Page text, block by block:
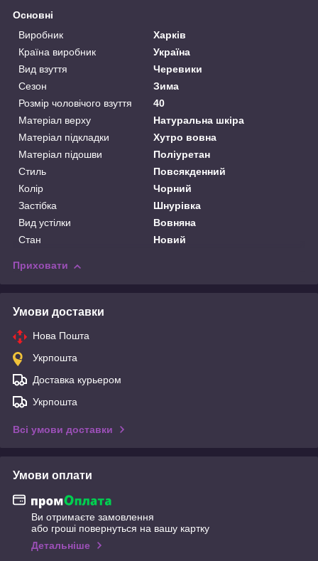
Основні
Виробник
Харків
Країна виробник
Україна
Вид взуття
Черевики
Сезон
Зима
Розмір чоловічого взуття
40
Матеріал верху
Натуральна шкіра
Матеріал підкладки
Хутро вовна
Матеріал підошви
Поліуретан
Стиль
Повсякденний
Колір
Чорний
Застібка
Шнурівка
Вид устілки
Вовняна
Стан
Новий
Приховати
Умови доставки
Нова Пошта
Укрпошта
Доставка курьером
Укрпошта
Всі умови доставки
Умови оплати
Ви отримаєте замовлення
або гроші повернуться на вашу картку
Детальніше